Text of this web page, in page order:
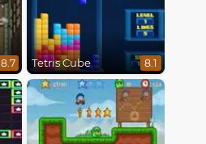
8.7 Tetris Cube 8.1